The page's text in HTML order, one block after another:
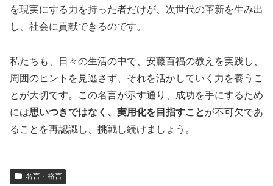
を現実にする力を持った者だけが、次世代の革新を生み出
し、社会に貢献できるのです。
私たちも、日々の生活の中で、安藤百福の教えを実践し、
周囲のヒントを見逃さず、それを活かしていく力を養うこ
とが大切です。この名言が示す通り、成功を手にするため
には思いつきではなく、実用化を目指すことが不可欠であ
ることを再認識し、挑戦し続けましょう。
名言・格言